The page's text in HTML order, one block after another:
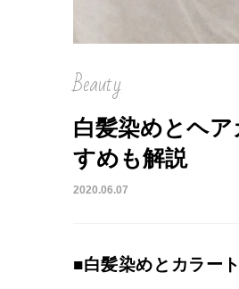
Beauty
白髪染めとヘ
すめも解説
2020.06.07
■白髪染めとカラー